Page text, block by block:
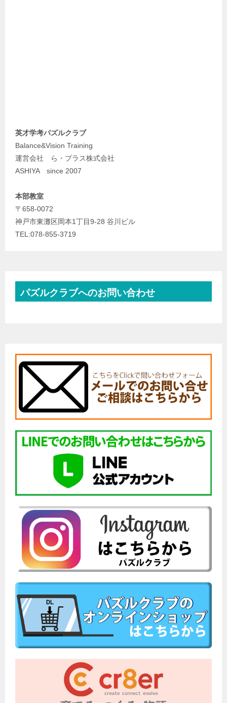
英才学考パズルクラブ
Balance&Vision Training
運営会社 ら・プラス株式会社
ASHIYA since 2007
本部教室
〒658-0072
神戸市東灘区岡本1丁目9-28 谷川ビル
TEL:078-855-3719
パズルクラブへのお問い合わせ